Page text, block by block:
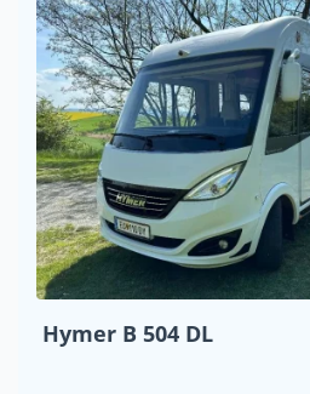
Hymer B 504 DL